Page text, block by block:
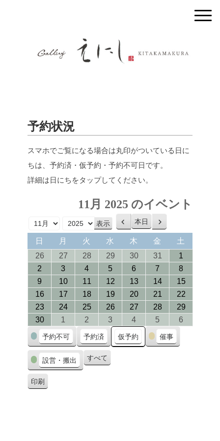
予約状況
スマホでご覧になる場合は丸印がついている日に
ちは、予約済・仮予約・予約不可日です。
詳細は日にちをタップしてください。
11月 2025 のイベント
前
へ
本日
次
へ
日
曜
月
曜
火
曜
水
曜
木
曜
金 土
2626/10/2025
2727/10/2025
2828/10/2025
2929/10/2025
3030/10/2025
3131/10/2025
1
2 02/11/2025
303/11/2025
404/11/2025
505/11/2025
606/11/2025
7 07/11/2025
808/11/
9 09/11/2025
1010/11/2025
1111/11/2025
1212/11/2025
1313/11/2025
1414/11/2025
1515/11/
1616/11/2025
1717/11/2025
1818/11/2025
1919/11/2025
2020/11/2025
2121/11/2025
2222/11/
2323/11/2025
2424/11/2025
2525/11/2025
2626/11/2025
2727/11/2025
2828/11/2025
2929/11/
3030/11/2025
1 01/12/2025
2 02/12/2025
3 03/12/2025
404/12/2025
5 05/12/2025
6
カ
テ
ゴ
リ
ー
予約不可 予約済 仮予約 催事
設営・搬出 すべて
印刷